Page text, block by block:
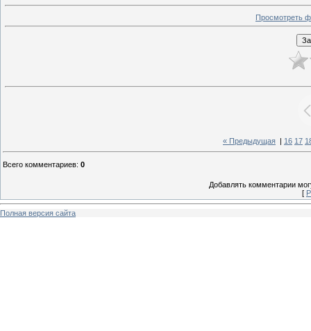
Просмотреть
« Предыдущая 16 17
Всего комментариев: 0
Добавлять комментарии
[
Полная версия сайта